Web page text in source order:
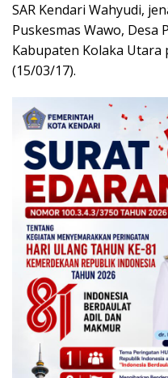
SAR Kendari Wahyudi,
Puskesmas Wawo, Desa
Kabupaten Kolaka Utara
(15/03/17).